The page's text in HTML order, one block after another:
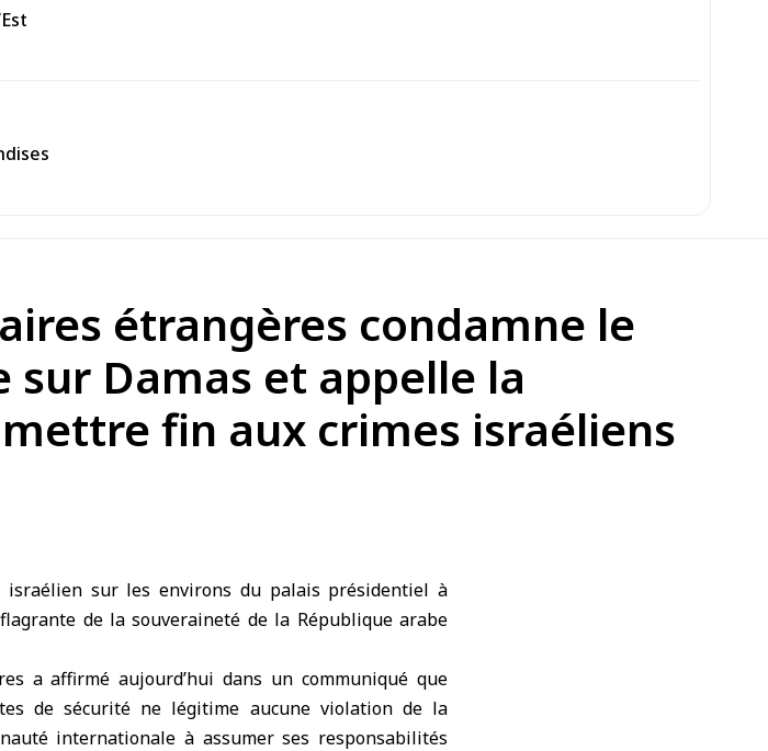
étrangères condamne le
sur Damas et appelle la
fin aux crimes israéliens
israélien sur les environs du palais présidentiel à
de la souveraineté de la République arabe
a affirmé aujourd’hui dans un communiqué que
de sécurité ne légitime aucune violation de la
internationale à assumer ses responsabilités